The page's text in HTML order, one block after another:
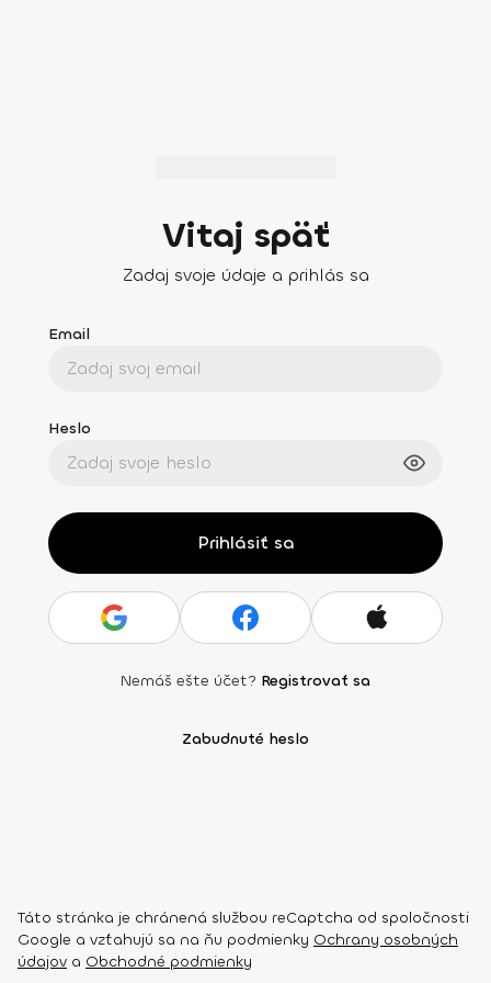
Vitaj späť
Zadaj svoje údaje a prihlás sa
Email
Heslo
Prihlásiť sa
Nemáš ešte účet? Registrovať sa
Zabudnuté heslo
Táto stránka je chránená službou reCaptcha od spoločnosti
Google a vzťahujú sa na ňu podmienky Ochrany osobných
údajov a Obchodné podmienky